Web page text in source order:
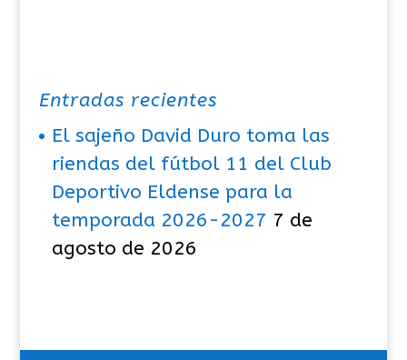
Entradas recientes
El sajeño David Duro toma las
riendas del fútbol 11 del Club
Deportivo Eldense para la
temporada 2026-2027 7 de
agosto de 2026